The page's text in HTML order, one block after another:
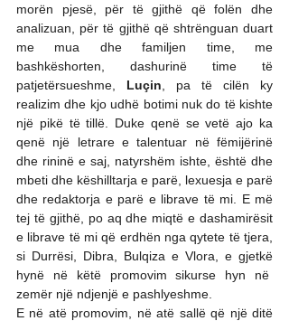
morën pjesë, për të gjithë që folën dhe
analizuan, për të gjithë që shtrënguan duart
me mua dhe familjen time, me
bashkëshorten, dashurinë time të
patjetërsueshme, Luçin , pa të cilën ky
realizim dhe kjo udhë botimi nuk do të kishte
një pikë të tillë. Duke qenë se vetë ajo ka
qenë një letrare e talentuar në fëmijërinë
dhe rininë e saj, natyrshëm ishte, është dhe
mbeti dhe këshilltarja e parë, lexuesja e parë
dhe redaktorja e parë e librave të mi. E më
tej të gjithë, po aq dhe miqtë e dashamirësit
e librave të mi që erdhën nga qytete të tjera,
si Durrësi, Dibra, Bulqiza e Vlora, e gjetkë
hynë në këtë promovim sikurse hyn në
zemër një ndjenjë e pashlyeshme.
E në atë promovim, në atë sallë që një ditë